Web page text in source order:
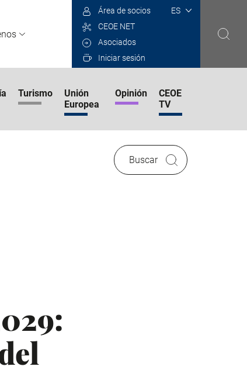
Select
Área de socios
CEOE NET
Asociados
Iniciar sesión
Turismo
Unión
Europea
Opinión
CEOE
TV
Buscar